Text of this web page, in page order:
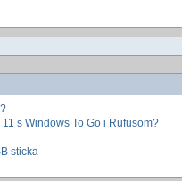
s Windows To Go i Rufusom?
sticka